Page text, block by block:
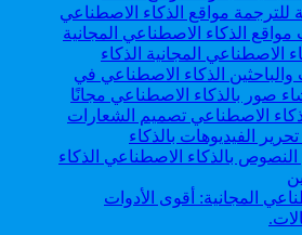
المجانية: أقوى الأدوات